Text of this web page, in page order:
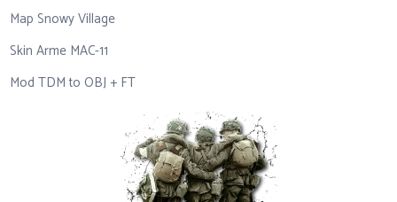
Map Snowy Village
Skin Arme MAC-11
Mod TDM to OBJ + FT